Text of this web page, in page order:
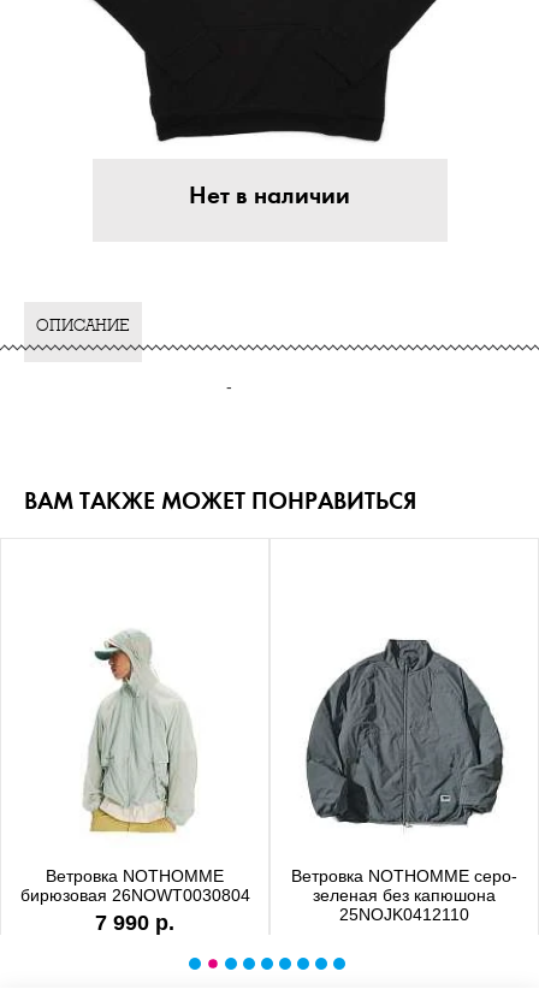
Нет в наличии
ОПИСАНИЕ
-
ВАМ ТАКЖЕ МОЖЕТ ПОНРАВИТЬСЯ
Ветровка NOTHOMME
бирюзовая 26NOWT0030804
7 990 р.
Ветровка NOTHOMME серо-
зеленая без капюшона
25NOJK0412110